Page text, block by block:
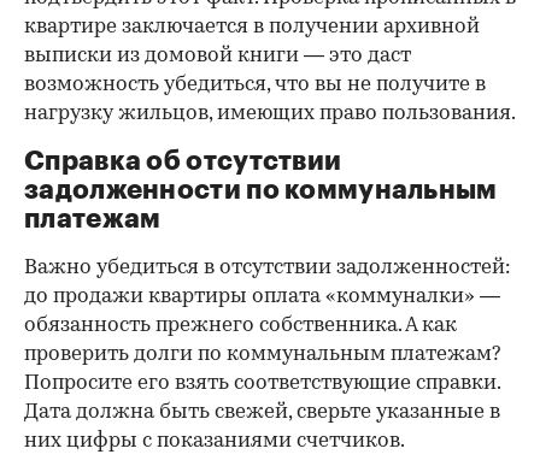
квартире заключается в получении архивной
выписки из домовой книги — это даст
возможность убедиться, что вы не получите в
нагрузку жильцов, имеющих право пользования.
Справка об отсутствии
задолженности по коммунальным
платежам
Важно убедиться в отсутствии задолженностей:
до продажи квартиры оплата «коммуналки» —
обязанность прежнего собственника. А как
проверить долги по коммунальным платежам?
Попросите его взять соответствующие справки.
Дата должна быть свежей, сверьте указанные в
них цифры с показаниями счетчиков.